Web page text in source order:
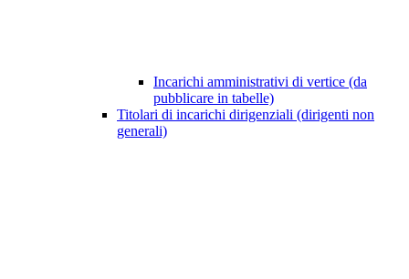
Incarichi amministrativi di vertice (da
pubblicare in tabelle)
Titolari di incarichi dirigenziali (dirigenti non
generali)